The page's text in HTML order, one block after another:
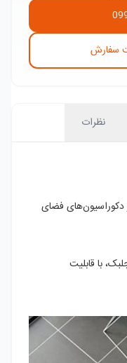
سفارش
نظرات
فضای
با قابلیت